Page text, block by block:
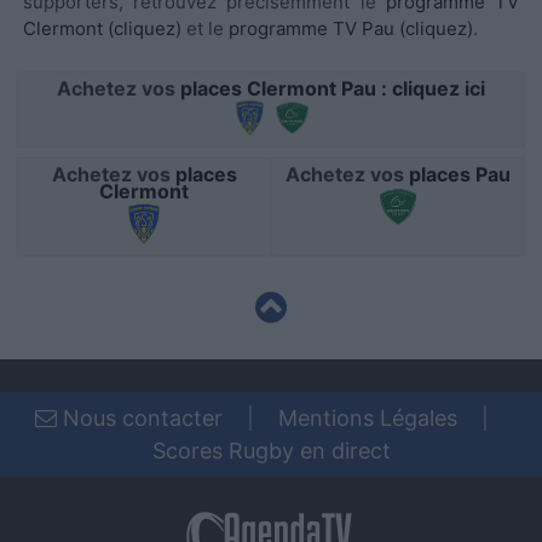
functionality and fraud prevention, and other
user protection.
Clermont (cliquez) et le programme TV Pau (cliquez).
Achetez vos places Clermont Pau : cliquez ici
Achetez vos places
Clermont
Achetez vos places Pau
Nous contacter Mentions Légales
Scores Rugby en direct